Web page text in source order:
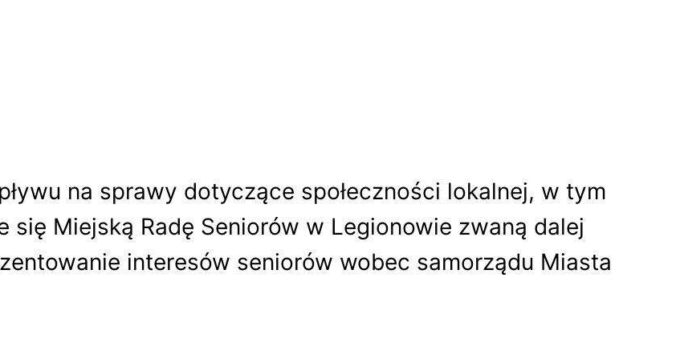
na sprawy dotyczące społeczności lokalnej, w tym
się Miejską Radę Seniorów w Legionowie zwaną dalej
interesów seniorów wobec samorządu Miasta